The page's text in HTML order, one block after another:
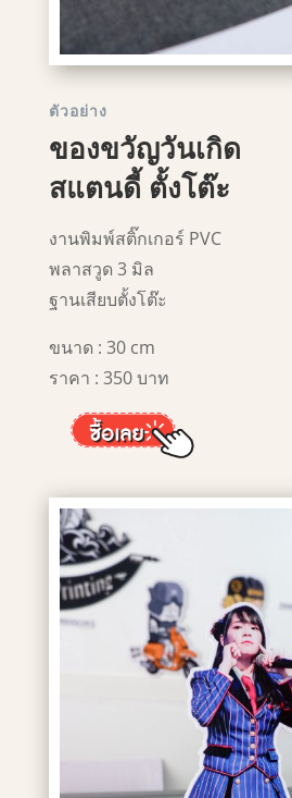
ตัวอย่าง
ของขวัญวันเกิด
สแตนดี้ ตั้งโต๊ะ
งานพิมพ์สติ๊กเกอร์ PVC
พลาสวูด 3 มิล
ฐานเสียบตั้งโต๊ะ
ขนาด : 30 cm
ราคา : 350 บาท